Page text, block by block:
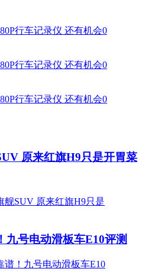
原来红旗H9只是开胃菜
九号电动滑板车E10评测